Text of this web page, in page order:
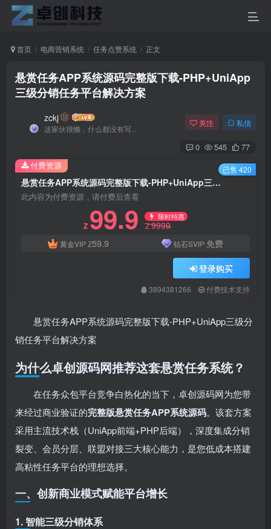
首页 电商营销系统 任务点赞系统 正文
悬赏任务APP系统源码完整版下载-PHP+UniApp
三级分销任务平台解决方案
zckj
这家伙很懒，什么都没有写...
关注 私信
0 545 77
悬赏任务APP系统源码完整版下载-PHP+UniApp三级分销任务平台解决方案
此内容为付费资源，请付费后查看
Z 99.9 限时特惠
Z9999
黄金VIPZ59.9 钻石SVIP 免费
登录购买
3894381266 付费技术支持
付费资源 已售 420
悬赏任务APP系统源码完整版下载-PHP+UniApp三级分
销任务平台解决方案
为什么卓创源码网推荐这套悬赏任务系统？
在任务众包平台竞争白热化的当下，卓创源码网为您带
来经过商业验证的完整版悬赏任务APP系统源码。该套方案
采用主流技术栈（UniApp前端+PHP后端），深度集成分销
裂变、会员分层、联盟对接三大核心能力，是您低成本搭建
高粘性任务平台的理想选择。
一、创新商业模式赋能平台增长
1. 智能三级分销体系